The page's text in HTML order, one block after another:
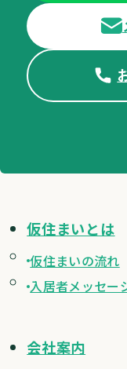
仮住まいとは
仮住まいの流れ
入居者メッセー
会社案内